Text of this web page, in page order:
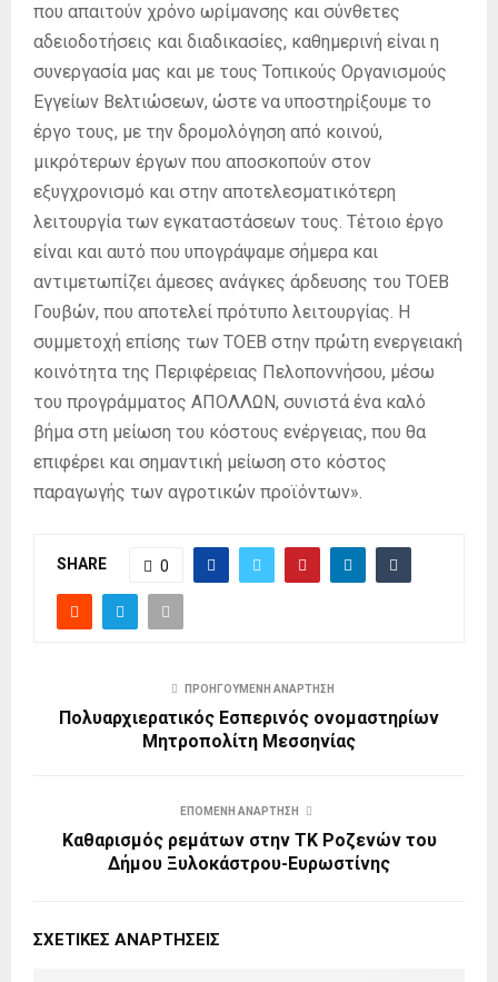
που απαιτούν χρόνο ωρίμανσης και σύνθετες
αδειοδοτήσεις και διαδικασίες, καθημερινή είναι η
συνεργασία μας και με τους Τοπικούς Οργανισμούς
Εγγείων Βελτιώσεων, ώστε να υποστηρίξουμε το
έργο τους, με την δρομολόγηση από κοινού,
μικρότερων έργων που αποσκοπούν στον
εξυγχρονισμό και στην αποτελεσματικότερη
λειτουργία των εγκαταστάσεων τους. Τέτοιο έργο
είναι και αυτό που υπογράψαμε σήμερα και
αντιμετωπίζει άμεσες ανάγκες άρδευσης του ΤΟΕΒ
Γουβών, που αποτελεί πρότυπο λειτουργίας. Η
συμμετοχή επίσης των ΤΟΕΒ στην πρώτη ενεργειακή
κοινότητα της Περιφέρειας Πελοποννήσου, μέσω
του προγράμματος ΑΠΟΛΛΩΝ, συνιστά ένα καλό
βήμα στη μείωση του κόστους ενέργειας, που θα
επιφέρει και σημαντική μείωση στο κόστος
παραγωγής των αγροτικών προϊόντων».
SHARE 0
ΠΡΟΗΓΟΎΜΕΝΗ ΑΝΆΡΤΗΣΗ
Πολυαρχιερατικός Εσπερινός ονομαστηρίων
Μητροπολίτη Μεσσηνίας
ΕΠΌΜΕΝΗ ΑΝΆΡΤΗΣΗ
Καθαρισμός ρεμάτων στην ΤΚ Ροζενών του
Δήμου Ξυλοκάστρου-Ευρωστίνης
ΣΧΕΤΙΚΈΣ ΑΝΑΡΤΉΣΕΙΣ